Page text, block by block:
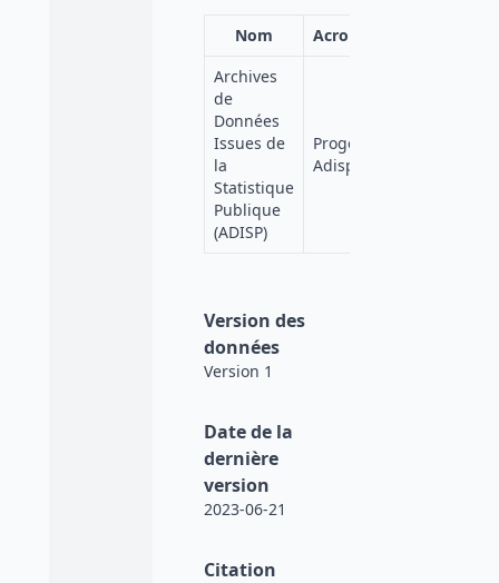
Nom Acronyme
Archives
de
Données
Issues de
la
Statistique
Publique
(ADISP)
Progedo-
Adisp
Version des
données
Version 1
Date de la
dernière
version
2023-06-21
Citation